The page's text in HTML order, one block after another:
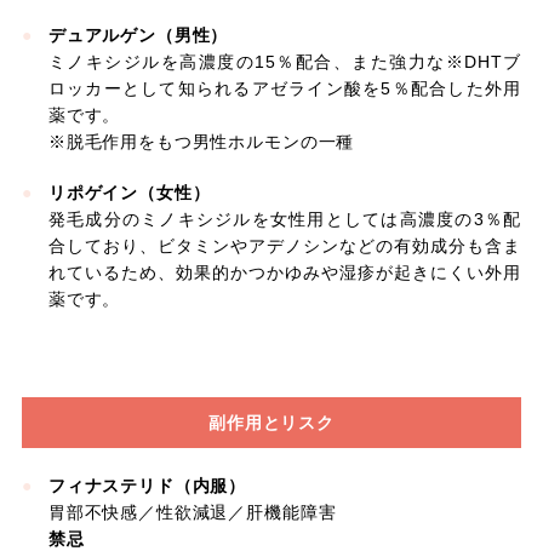
デュアルゲン（男性）
ミノキシジルを高濃度の15％配合、また強力な※DHTブ
ロッカーとして知られるアゼライン酸を5％配合した外用
薬です。
※脱毛作用をもつ男性ホルモンの一種
リポゲイン（女性）
発毛成分のミノキシジルを女性用としては高濃度の3％配
合しており、ビタミンやアデノシンなどの有効成分も含ま
れているため、効果的かつかゆみや湿疹が起きにくい外用
薬です。
副作用とリスク
フィナステリド（内服）
胃部不快感／性欲減退／肝機能障害
禁忌